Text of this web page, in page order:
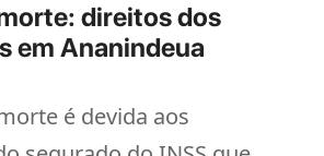
direitos dos
em Ananindeua
é devida aos